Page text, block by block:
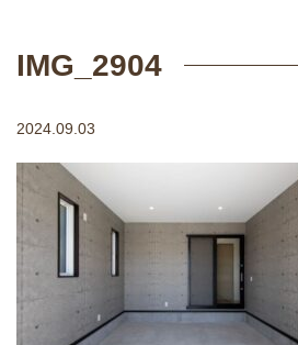
IMG_2904
2024.09.03